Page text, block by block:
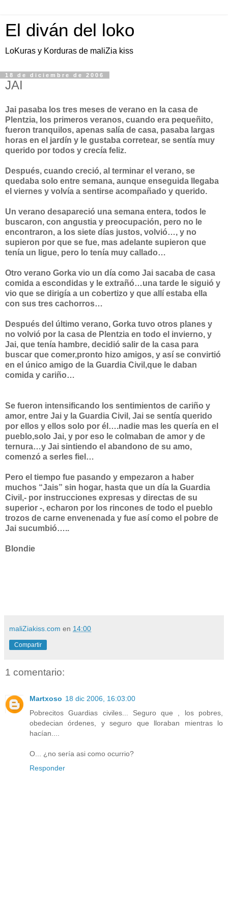
El diván del loko
LoKuras y Korduras de maliZia kiss
18 de diciembre de 2006
JAI
Jai pasaba los tres meses de verano en la casa de
Plentzia, los primeros veranos, cuando era pequeñito,
fueron tranquilos, apenas salía de casa, pasaba largas
horas en el jardín y le gustaba corretear, se sentía muy
querido por todos y crecía feliz.
Después, cuando creció, al terminar el verano, se
quedaba solo entre semana, aunque enseguida llegaba
el viernes y volvía a sentirse acompañado y querido.
Un verano desapareció una semana entera, todos le
buscaron, con angustia y preocupación, pero no le
encontraron, a los siete días justos, volvió…, y no
supieron por que se fue, mas adelante supieron que
tenía un ligue, pero lo tenía muy callado…
Otro verano Gorka vio un día como Jai sacaba de casa
comida a escondidas y le extrañó…una tarde le siguió y
vio que se dirigía a un cobertizo y que allí estaba ella
con sus tres cachorros…
Después del último verano, Gorka tuvo otros planes y
no volvió por la casa de Plentzia en todo el invierno, y
Jai, que tenía hambre, decidió salir de la casa para
buscar que comer,pronto hizo amigos, y así se convirtió
en el único amigo de la Guardia Civil,que le daban
comida y cariño…
Se fueron intensificando los sentimientos de cariño y
amor, entre Jai y la Guardia Civil, Jai se sentía querido
por ellos y ellos solo por él….nadie mas les quería en el
pueblo,solo Jai, y por eso le colmaban de amor y de
ternura…y Jai sintiendo el abandono de su amo,
comenzó a serles fiel…
Pero el tiempo fue pasando y empezaron a haber
muchos “Jais” sin hogar, hasta que un día la Guardia
Civil,- por instrucciones expresas y directas de su
superior -, echaron por los rincones de todo el pueblo
trozos de carne envenenada y fue así como el pobre de
Jai sucumbió…..
Blondie
maliZiakiss.com en 14:00
Compartir
1 comentario:
Martxoso 18 dic 2006, 16:03:00
Pobrecitos Guardias civiles... Seguro que , los pobres,
obedecian órdenes, y seguro que lloraban mientras lo
hacían....
O... ¿no sería asi como ocurrio?
Responder